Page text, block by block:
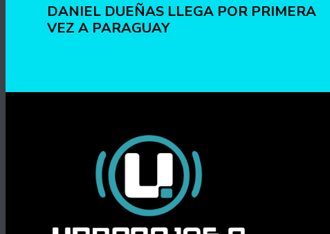
DANIEL DUEÑAS LLEGA POR PRIMERA
VEZ A PARAGUAY